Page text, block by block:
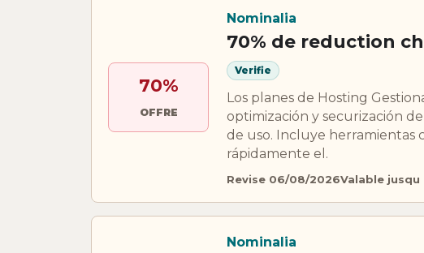
70%
OFFRE
Nominalia
70% de reduction
Verifie
Los planes de Hosting
optimización y securización
de uso. Incluye herramientas
rápidamente el.
Revise 06/08/2026Valable jusqu
Nominalia